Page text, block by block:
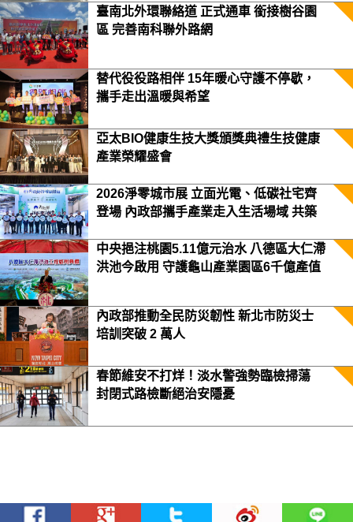
臺南北外環聯絡道 正式通車 銜接樹谷園
區 完善南科聯外路網
替代役役路相伴 15年暖心守護不停歇，
攜手走出溫暖與希望
亞太BIO健康生技大獎頒獎典禮生技健康
產業榮耀盛會
2026淨零城市展 立面光電、低碳社宅齊
登場 內政部攜手產業走入生活場域 共築
中央挹注桃園5.11億元治水 八德區大仁滯
洪池今啟用 守護龜山產業園區6千億產值
內政部推動全民防災韌性 新北市防災士
培訓突破 2 萬人
春節維安不打烊！淡水警強勢臨檢掃蕩
封閉式路檢斷絕治安隱憂